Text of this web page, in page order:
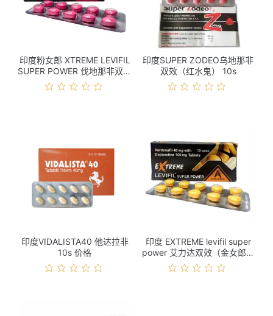
印度粉女郎 XTREME LEVIFIL
SUPER POWER 伐地那非双效
10s 价格
印度SUPER ZODEO乌地那非
双效（红水鬼） 10s
印度VIDALISTA40 他达拉非
10s 价格
印度 EXTREME levifil super
power 艾力达双效（金女郎）
10s 价格